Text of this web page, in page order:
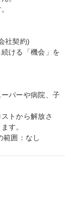
社契約)
ける「機会」を
パーや病院、子
トから解放さ
す。
範囲：なし